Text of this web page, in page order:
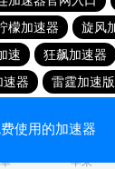
檬加速器 旋风
速 狂飙加速器
速器 雷霆加速
苹果
使用的加速器